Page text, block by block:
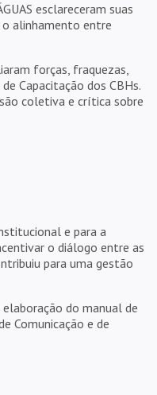
esclareceram suas
alinhamento entre
forças, fraquezas,
Capacitação dos CBHs.
coletiva e crítica sobre
e para a
o diálogo entre as
para uma gestão
do manual de
Comunicação e de